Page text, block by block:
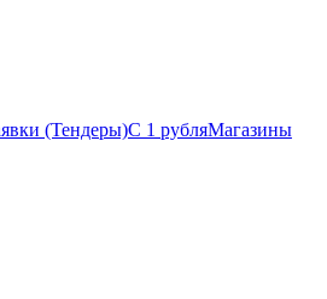
(Тендеры)С 1 рубляМагазины